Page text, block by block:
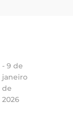
- 9 de
janeiro
de
2026